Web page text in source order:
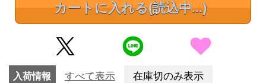
カートに入れる(読込中...)
入荷情報 すべて表示 在庫切のみ表示